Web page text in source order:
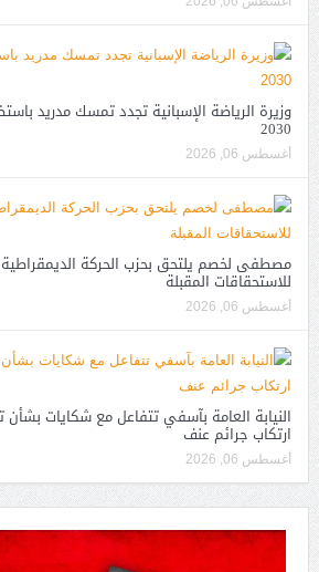
وزيرة الرياضة الإسبانية تجدد تمسك مدريد
2030
أغسطس 06, 2026
مصطفى لخصم يلتحق بحزب الحركة الديمقراطية
للاستحقاقات المقبلة
أغسطس 06, 2026
النيابة العامة بآسفي تتفاعل مع شكايات
ارتكاب جرائم عنف
أغسطس 06, 2026